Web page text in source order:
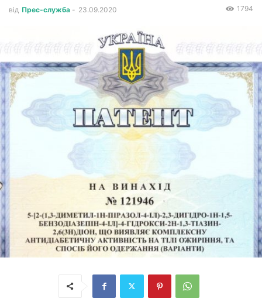
від Прес-служба - 23.09.2020 1794